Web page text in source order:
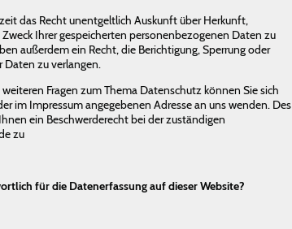
das Recht unentgeltlich Auskunft über Herkunft,
Ihrer gespeicherten personenbezogenen Daten zu
außerdem ein Recht, die Berichtigung, Sperrung oder
Daten zu verlangen.
Fragen zum Thema Datenschutz können Sie sich
im Impressum angegebenen Adresse an uns wenden. Des
ein Beschwerderecht bei der zuständigen
zu
für die Datenerfassung auf dieser Website?